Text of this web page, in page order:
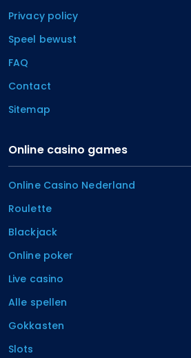
Privacy policy
Speel bewust
FAQ
Contact
Sitemap
Online casino games
Online Casino Nederland
Roulette
Blackjack
Online poker
Live casino
Alle spellen
Gokkasten
Slots